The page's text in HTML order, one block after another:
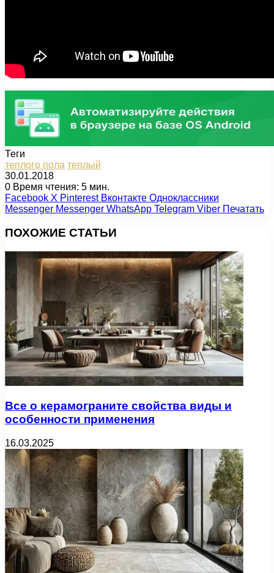
Теги
теплого пола теплый
30.01.2018
0 Время чтения: 5 мин.
Facebook X Pinterest Вконтакте Одноклассники
Messenger Messenger WhatsApp Telegram Viber Печатать
ПОХОЖИЕ СТАТЬИ
Все о керамограните свойства виды и
особенности применения
16.03.2025